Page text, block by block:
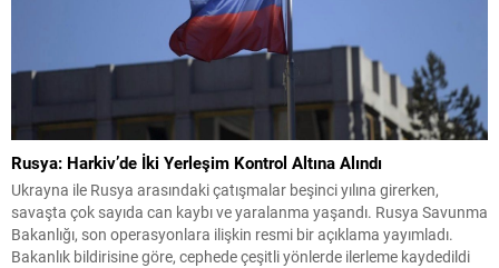
Rusya: Harkiv’de İki Yerleşim Kontrol Altına Alındı
Ukrayna ile Rusya arasındaki çatışmalar beşinci yılına girerken,
savaşta çok sayıda can kaybı ve yaralanma yaşandı. Rusya Savunma
Bakanlığı, son operasyonlara ilişkin resmi bir açıklama yayımladı.
Bakanlık bildirisine göre, cephede çeşitli yönlerde ilerleme kaydedildi